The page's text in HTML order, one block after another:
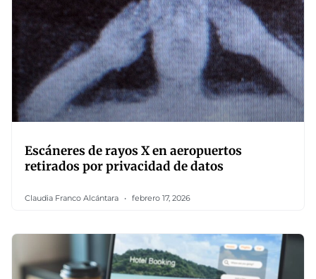
Escáneres de rayos X en aeropuertos
retirados por privacidad de datos
Claudia Franco Alcántara febrero 17, 2026